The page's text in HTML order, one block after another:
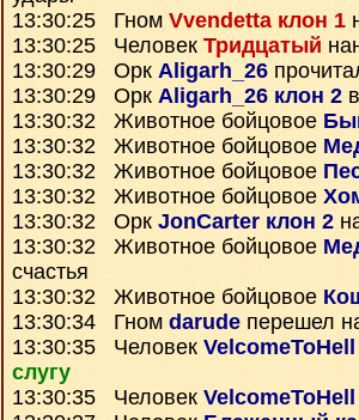
13:30:25 Гном Vvendetta клон 1
13:30:25 Человек Тридцатый
13:30:29 Орк Aligarh_26
13:30:29 Орк Aligarh_26 клон 2
13:30:32 Животное бойцовое
13:30:32 Животное бойцовое
13:30:32 Животное бойцовое
13:30:32 Животное бойцовое
13:30:32 Орк JonCarter клон 2
13:30:32 Животное бойцовое
счастья
13:30:32 Животное бойцовое
13:30:34 Гном darude перешел
13:30:35 Человек VelcomeToHell
слугу
13:30:35 Человек